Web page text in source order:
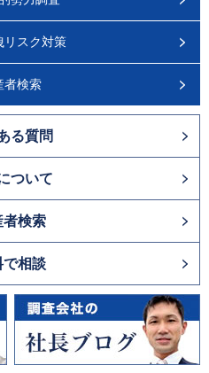
リスク対策
者検索
る質問
ついて
者検索
で相談